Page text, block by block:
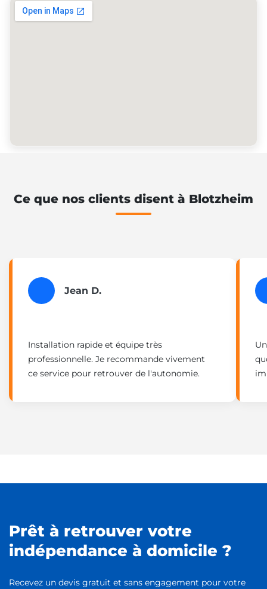
Ce que nos clients disent à Blotzheim
Jean D.
Installation rapide et équipe très
professionnelle. Je recommande vivement
ce service pour retrouver de l'autonomie.
Prêt à retrouver votre
indépendance à domicile ?
Recevez un devis gratuit et sans engagement pour votre